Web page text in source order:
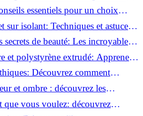
coulissantes!
essentiels pour un choix
sur isolant: Techniques et astuces
secrets de beauté: Les incroyables
et polystyrène extrudé: Apprenez
Découvrez comment
routine beauté!
et ombre : découvrez les
votre maison !
que vous voulez: découvrez